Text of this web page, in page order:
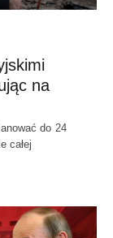
na
do 24
całej